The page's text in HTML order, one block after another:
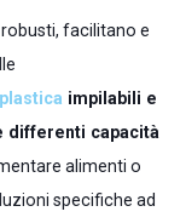
robusti, facilitano e
impilabili e
differenti capacità
alimenti o
specifiche ad